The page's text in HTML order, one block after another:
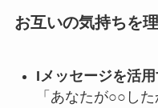
お互いの気持ちを
Iメッセージを活
「あなたが○○し